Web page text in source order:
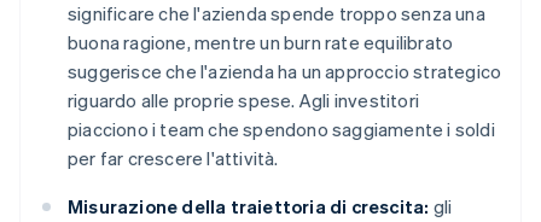
significare che l'azienda spende troppo senza una
buona ragione, mentre un burn rate equilibrato
suggerisce che l'azienda ha un approccio strategico
riguardo alle proprie spese. Agli investitori
piacciono i team che spendono saggiamente i soldi
per far crescere l'attività.
Misurazione della traiettoria di crescita: gli